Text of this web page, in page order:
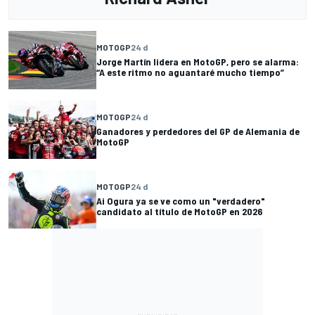
MOTOGP24 d
Jorge Martín lidera en MotoGP, pero se alarma:
“A este ritmo no aguantaré mucho tiempo”
MOTOGP24 d
Ganadores y perdedores del GP de Alemania de
MotoGP
MOTOGP24 d
Ai Ogura ya se ve como un "verdadero"
candidato al título de MotoGP en 2026